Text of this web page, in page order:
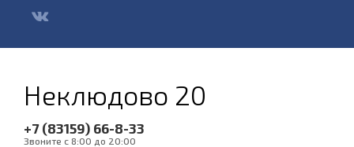
Неклюдово 20
+7 (83159) 66-8-33
Звоните с 8:00 до 20:00